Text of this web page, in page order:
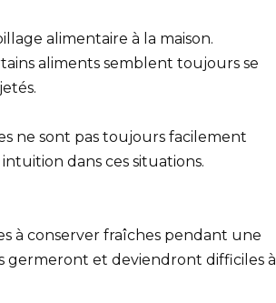
alimentaire à la maison.
aliments semblent toujours se
ne sont pas toujours facilement
dans ces situations.
à conserver fraîches pendant une
germeront et deviendront difficiles à